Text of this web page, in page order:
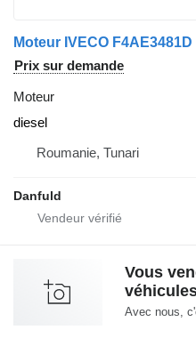
Prix sur demande
Moteur
diesel
Roumanie, Tunari
Danfuld
Vous
Avec nous,